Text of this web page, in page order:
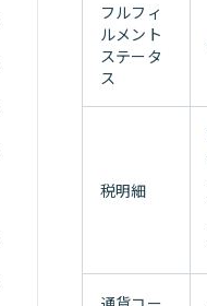
フルフィ
ルメント
ステータ
ス
税明細